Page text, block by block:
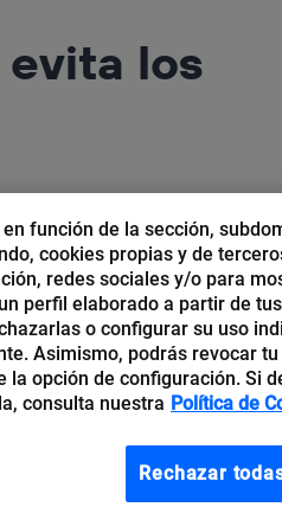
evita los
función de la sección,
cookies propias y de
redes sociales y/o para
perfil elaborado a partir de
o configurar su uso
Asimismo, podrás revocar
la opción de configuración. Si
consulta nuestra Política de
Rechazar